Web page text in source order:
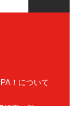
！について
記事一覧